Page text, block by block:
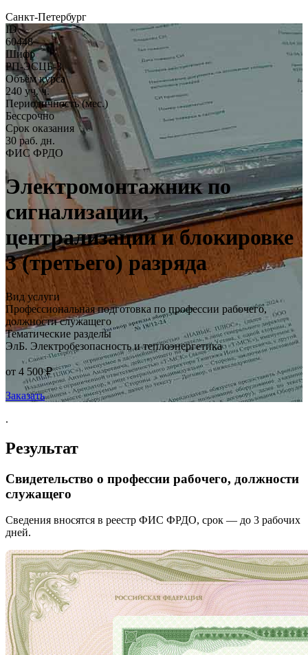
Санкт-Петербург
ID
60448
Шифр
РП-ЭСЦБ-3
Объём курса
240 уч. ч.
Периодичность (мес.)
Бессрочно
Срок оказания
30 раб. дн.
ФИС ФРДО
Электромонтажник по
сигнализации,
централизации и блокировке
3 (третьего) разряда
Вид услуги
Профессиональная подготовка по профессии рабочего,
должности служащего
Тематические разделы
ЭлБ. Электробезопасность и теплоэнергетика
от 4 500 ₽
Заказать
.
Результат
Свидетельство о профессии рабочего, должности
служащего
Сведения вносятся в реестр ФИС ФРДО, срок — до 3 рабочих
дней.